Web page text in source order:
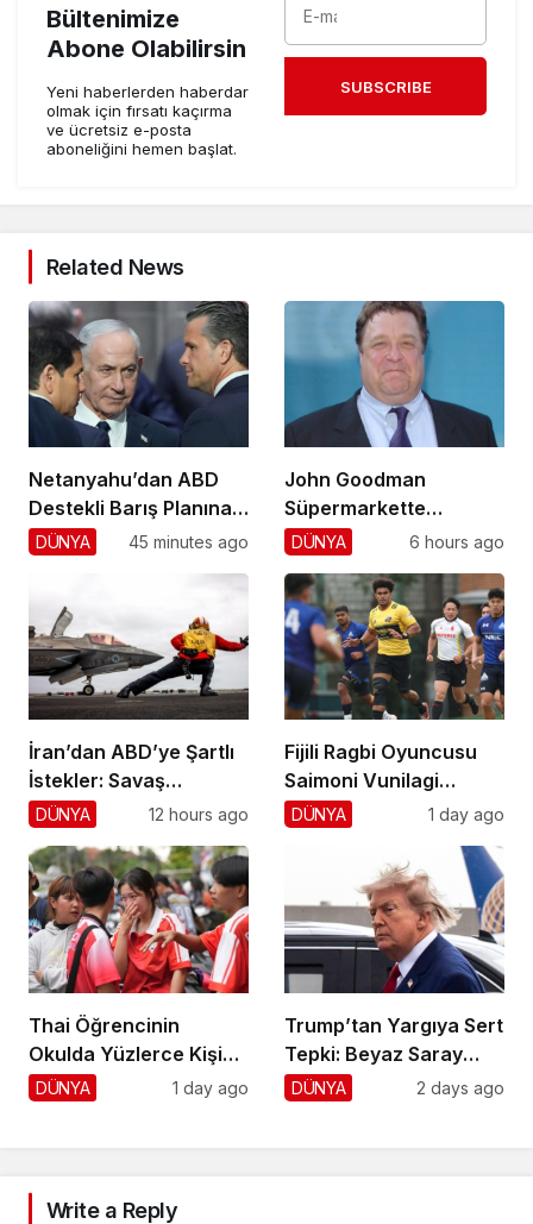
Bültenimize
Abone Olabilirsin
Yeni haberlerden haberdar
olmak için fırsatı kaçırma
ve ücretsiz e-posta
aboneliğini hemen başlat.
SUBSCRIBE
Related News
Netanyahu’dan ABD
Destekli Barış Planına
Ret!
DÜNYA 45 minutes ago
John Goodman
Süpermarkette
Hayranlarını Şaşırttı!
DÜNYA 6 hours ago
İran’dan ABD’ye Şartlı
İstekler: Savaş
Sonlansın!
DÜNYA 12 hours ago
Fijili Ragbi Oyuncusu
Saimoni Vunilagi
Hayatını Kaybetti
DÜNYA 1 day ago
Thai Öğrencinin
Okulda Yüzlerce Kişiyi
Vurdu!
DÜNYA 1 day ago
Trump’tan Yargıya Sert
Tepki: Beyaz Saray
Krizi!
DÜNYA 2 days ago
Write a Reply